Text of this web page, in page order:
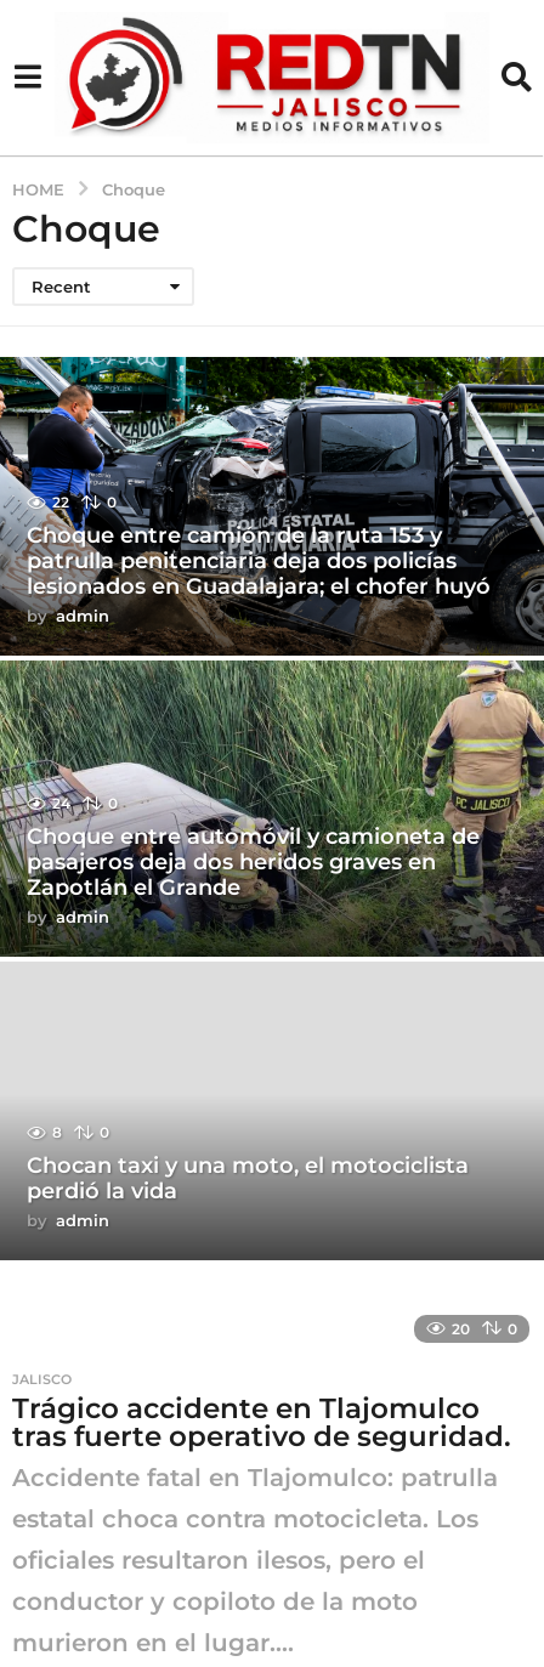
HOME Choque
Choque
Recent
22 0
Choque entre camión de la ruta 153 y
patrulla penitenciaria deja dos policías
lesionados en Guadalajara; el chofer huyó
by admin
24 0
Choque entre automóvil y camioneta de
pasajeros deja dos heridos graves en
Zapotlán el Grande
by admin
8 0
Chocan taxi y una moto, el motociclista
perdió la vida
by admin
20 0
JALISCO
Trágico accidente en Tlajomulco
tras fuerte operativo de seguridad.
Accidente fatal en Tlajomulco: patrulla
estatal choca contra motocicleta. Los
oficiales resultaron ilesos, pero el
conductor y copiloto de la moto
murieron en el lugar....